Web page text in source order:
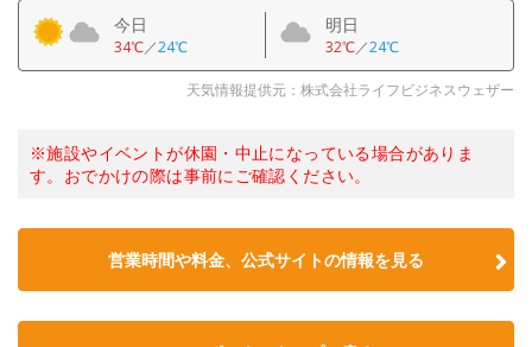
今日
34℃／24℃
明日
32℃／24℃
天気情報提供元：株式会社ライフビジネスウェザー
※施設やイベントが休園・中止になっている場合がありま
す。おでかけの際は事前にご確認ください。
営業時間や料金、公式サイトの情報を見る